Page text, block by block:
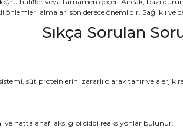
almaları son derece önemlidir. Sağlıklı
Sıkça Sorulan
süt proteinlerini zararlı olarak tanır ve alerjik
ve hatta anafilaksi gibi ciddi reaksiyonlar bulunur.